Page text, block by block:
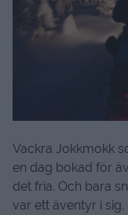
Vackra Jokkmokk
en dag bokad för
det fria. Och bara
var ett äventyr i